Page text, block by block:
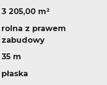
3 205,00 m²
rolna z prawem
zabudowy
35 m
płaska